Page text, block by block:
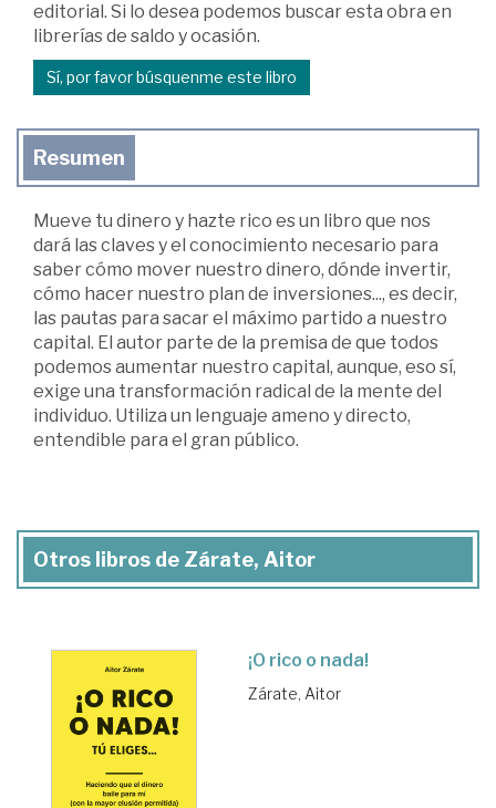
editorial. Si lo desea podemos buscar esta obra en
librerías de saldo y ocasión.
Sí, por favor búsquenme este libro
Resumen
Mueve tu dinero y hazte rico es un libro que nos
dará las claves y el conocimiento necesario para
saber cómo mover nuestro dinero, dónde invertir,
cómo hacer nuestro plan de inversiones..., es decir,
las pautas para sacar el máximo partido a nuestro
capital. El autor parte de la premisa de que todos
podemos aumentar nuestro capital, aunque, eso sí,
exige una transformación radical de la mente del
individuo. Utiliza un lenguaje ameno y directo,
entendible para el gran público.
Otros libros de Zárate, Aitor
¡O rico o nada!
Zárate, Aitor